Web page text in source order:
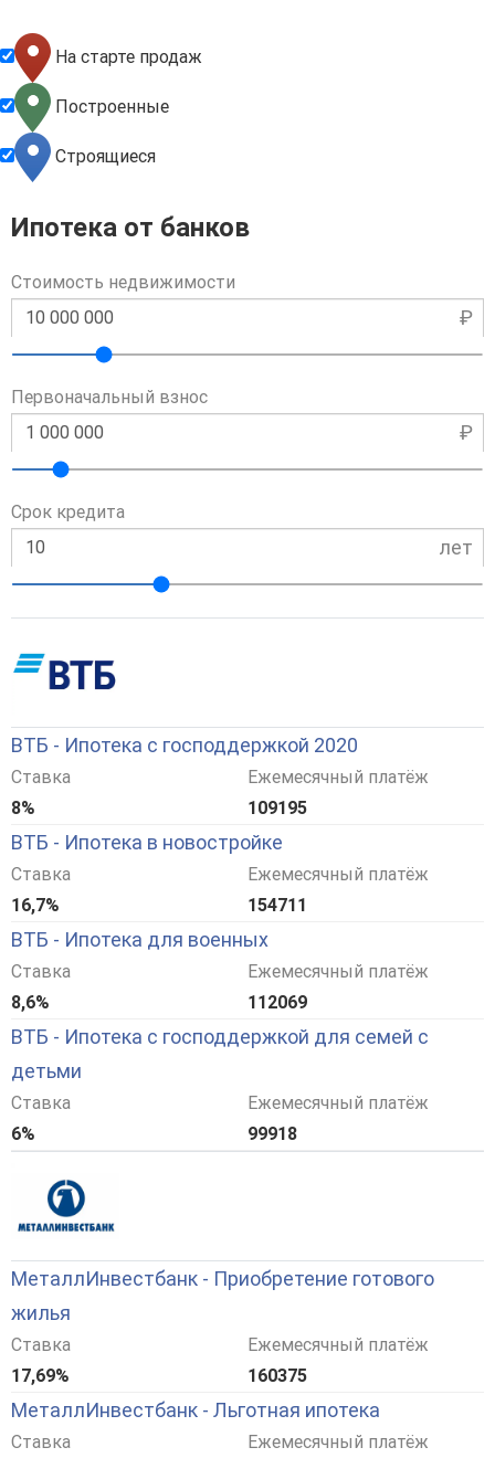
На старте продаж
Построенные
Строящиеся
Ипотека от банков
Стоимость недвижимости
₽
Первоначальный взнос
₽
Срок кредита
лет
ВТБ - Ипотека с господдержкой 2020
Ставка
8%
Ежемесячный платёж
109195
ВТБ - Ипотека в новостройке
Ставка
16,7%
Ежемесячный платёж
154711
ВТБ - Ипотека для военных
Ставка
8,6%
Ежемесячный платёж
112069
ВТБ - Ипотека с господдержкой для семей с
детьми
Ставка
6%
Ежемесячный платёж
99918
МеталлИнвестбанк - Приобретение готового
жилья
Ставка
17,69%
Ежемесячный платёж
160375
МеталлИнвестбанк - Льготная ипотека
Ставка Ежемесячный платёж